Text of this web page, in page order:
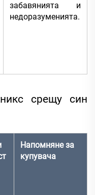
забавянията и
недоразуменията.
срещу син
Напомняне за
купувача